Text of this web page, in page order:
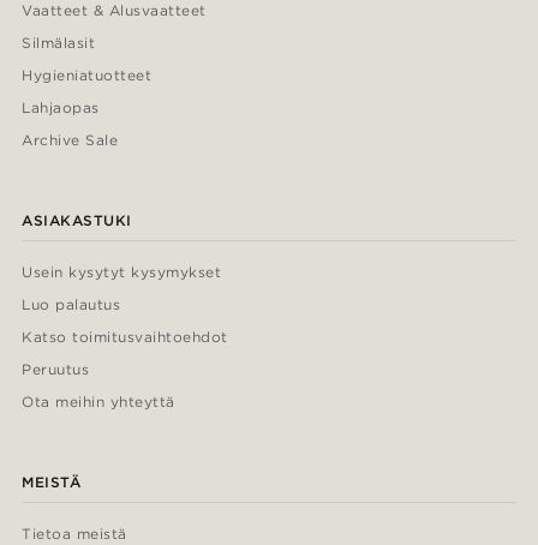
Vaatteet & Alusvaatteet
Silmälasit
Hygieniatuotteet
Lahjaopas
Archive Sale
ASIAKASTUKI
Usein kysytyt kysymykset
Luo palautus
Katso toimitusvaihtoehdot
Peruutus
Ota meihin yhteyttä
MEISTÄ
Tietoa meistä